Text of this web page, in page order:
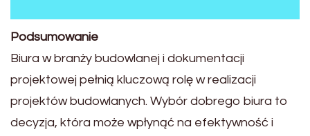
Podsumowanie
Biura w branży budowlanej i dokumentacji
projektowej pełnią kluczową rolę w realizacji
projektów budowlanych. Wybór dobrego biura to
decyzja, która może wpłynąć na efektywność i